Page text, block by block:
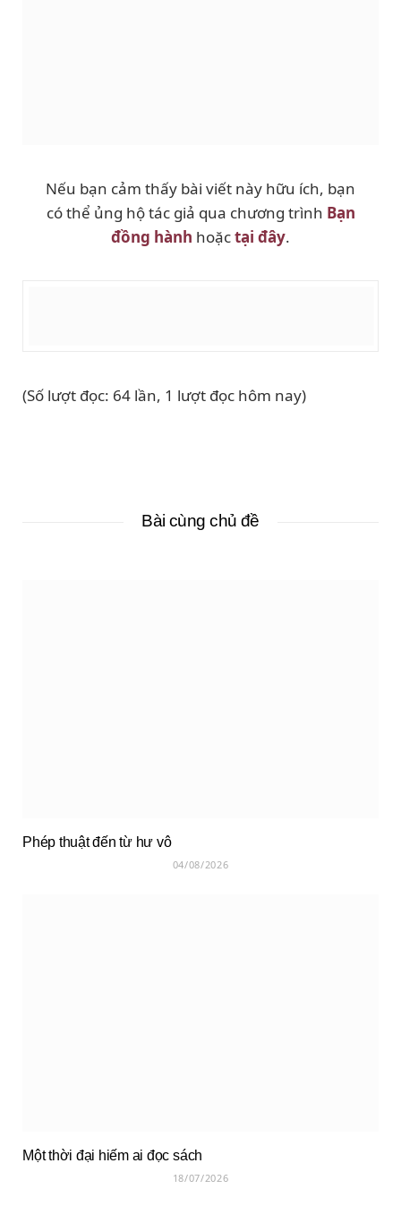
Nếu bạn cảm thấy bài viết này hữu ích, bạn
có thể ủng hộ tác giả qua chương trình Bạn
đồng hành hoặctại đây.
(Số lượt đọc: 64 lần, 1 lượt đọc hôm nay)
Bài cùng chủ đề
Phép thuật đến từ hư vô
04/08/2026
Một thời đại hiếm ai đọc sách
18/07/2026